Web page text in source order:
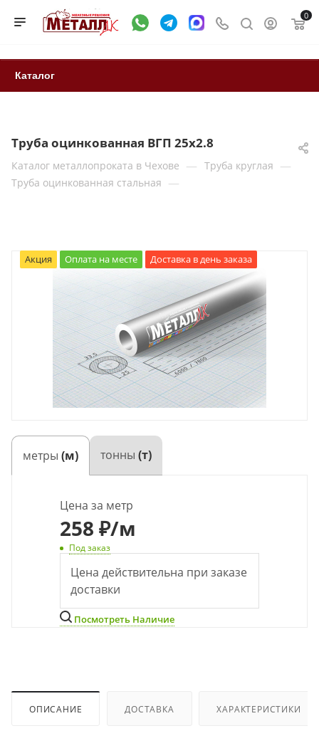
0
Каталог
Труба оцинкованная ВГП 25x2.8
Каталог металлопроката в Чехове — Труба круглая —
Труба оцинкованная стальная —
Акция Оплата на месте Доставка в день заказа
метры (м) тонны (т)
Цена за метр
258 ₽/м
Под заказ
Цена действительна при заказе
доставки
Посмотреть Наличие
ОПИСАНИЕ ДОСТАВКА ХАРАКТЕРИСТИКИ